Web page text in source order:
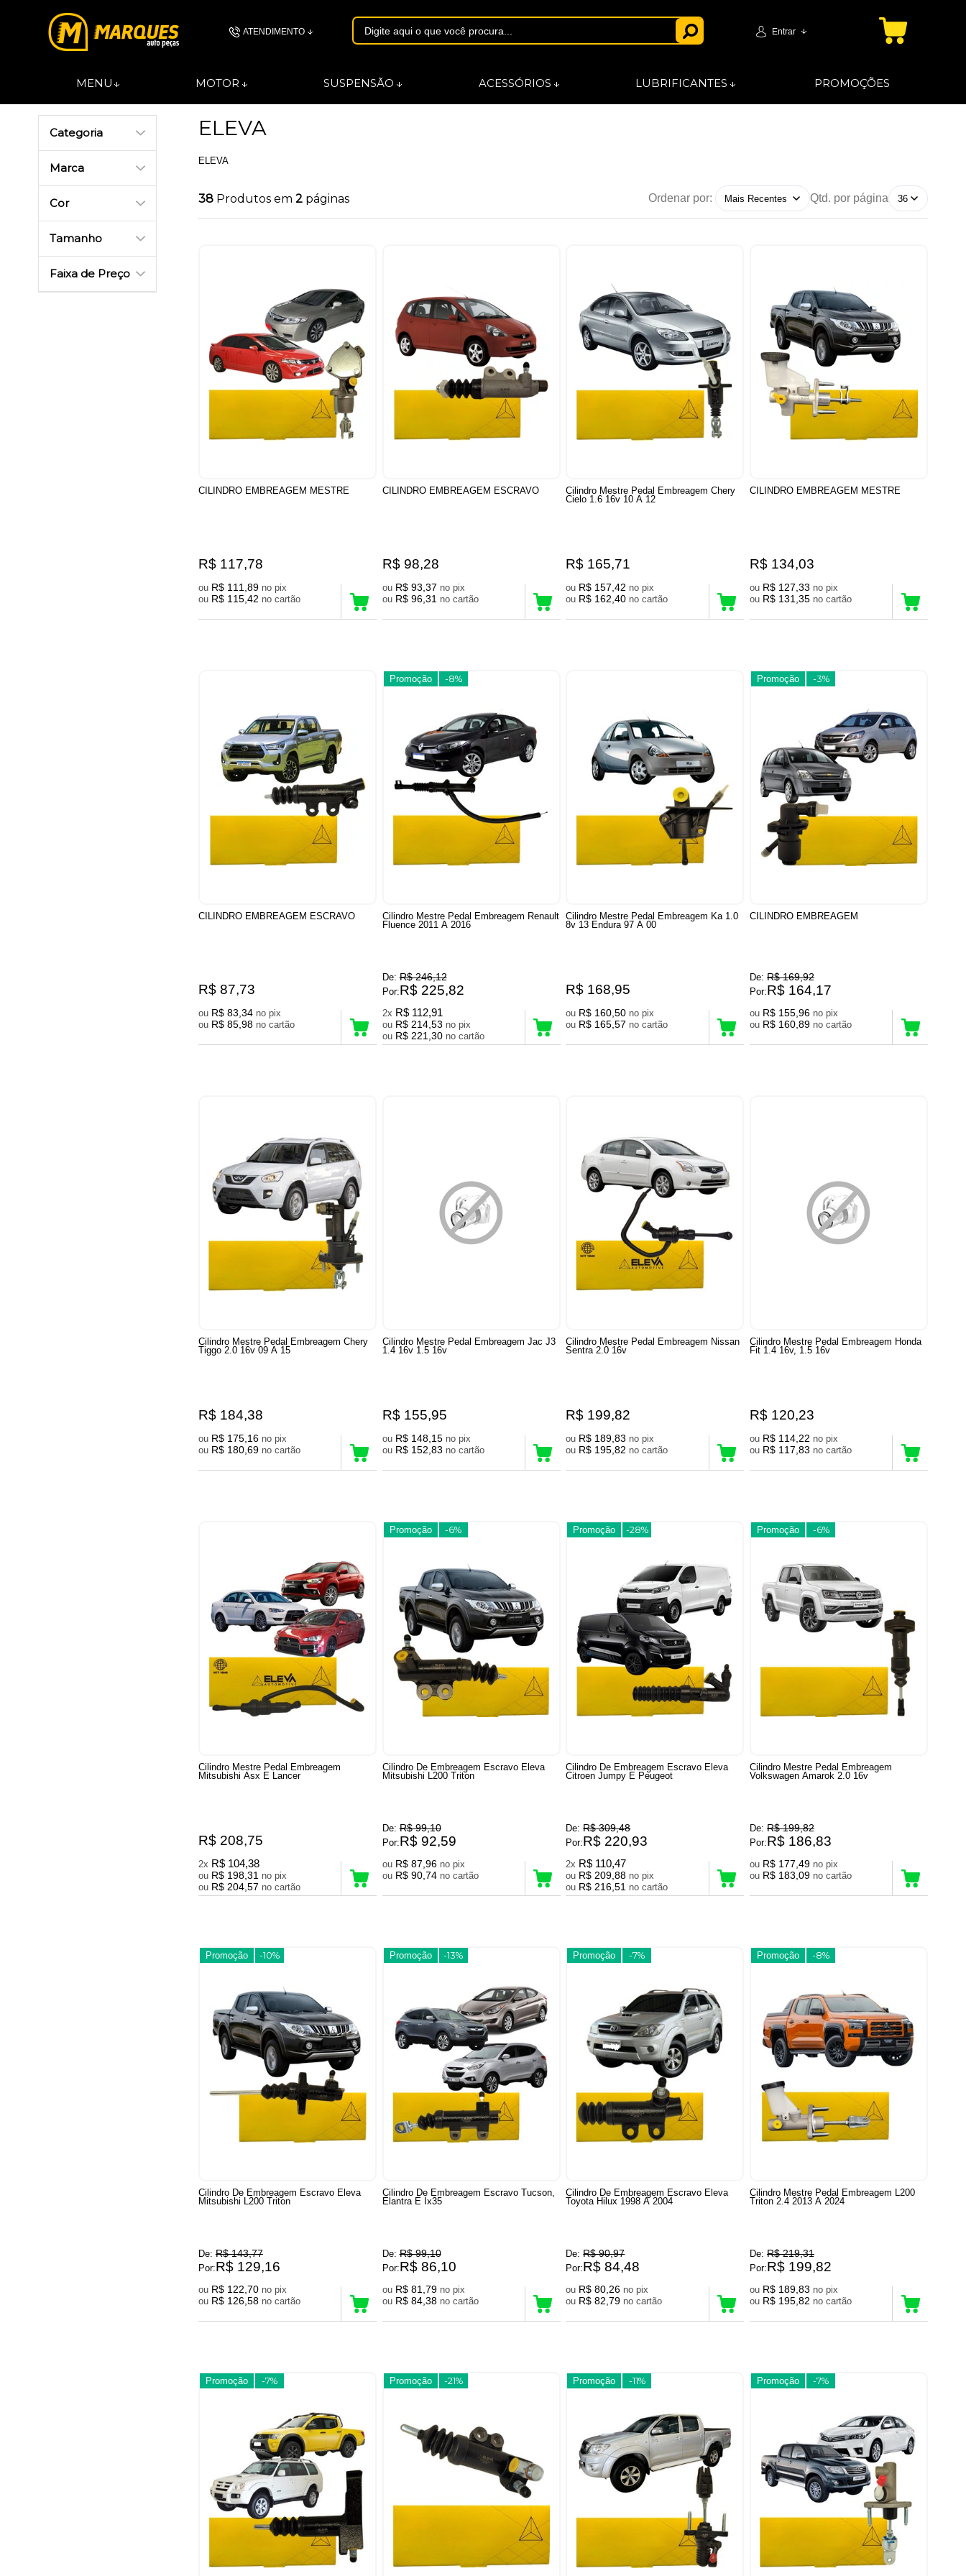
ATENDIMENTO
contato@autopecasmarques.com.br
Entrar
MENU MOTOR SUSPENSÃO ACESSÓRIOS LUBRIFICANTES PROMOÇÕES
Categoria
Marca
Cor
Tamanho
Faixa de Preço
ELEVA
ELEVA
38 Produtos em 2 páginas Ordenar por: Qtd. por página
CILINDRO EMBREAGEM MESTRE
R$ 117,78
ou R$ 111,89
no pix
ou R$ 115,42 no cartão
CILINDRO EMBREAGEM ESCRAVO
R$ 98,28
ou R$ 93,37
no pix
ou R$ 96,31 no cartão
Cilindro Mestre Pedal Embreagem Chery
Cielo 1.6 16v 10 A 12
R$ 165,71
ou R$ 157,42
no pix
ou R$ 162,40 no cartão
CILINDRO EMBREAGEM MESTRE
R$ 134,03
ou R$ 127,33
no pix
ou R$ 131,35 no cartão
CILINDRO EMBREAGEM ESCRAVO
R$ 87,73
ou R$ 83,34
no pix
ou R$ 85,98 no cartão
Promoção -8%
Cilindro Mestre Pedal Embreagem Renault
Fluence 2011 A 2016
De: R$ 246,12
Por:R$ 225,82
2x R$ 112,91
ou R$ 214,53
no pix
ou R$ 221,30 no cartão
Cilindro Mestre Pedal Embreagem Ka 1.0
8v 13 Endura 97 A 00
R$ 168,95
ou R$ 160,50
no pix
ou R$ 165,57 no cartão
Promoção -3%
CILINDRO EMBREAGEM
De: R$ 169,92
Por:R$ 164,17
ou R$ 155,96
no pix
ou R$ 160,89 no cartão
Cilindro Mestre Pedal Embreagem Chery
Tiggo 2.0 16v 09 A 15
R$ 184,38
ou R$ 175,16
no pix
ou R$ 180,69 no cartão
Cilindro Mestre Pedal Embreagem Jac J3
1.4 16v 1.5 16v
R$ 155,95
ou R$ 148,15
no pix
ou R$ 152,83 no cartão
Cilindro Mestre Pedal Embreagem Nissan
Sentra 2.0 16v
R$ 199,82
ou R$ 189,83
no pix
ou R$ 195,82 no cartão
Cilindro Mestre Pedal Embreagem Honda
Fit 1.4 16v, 1.5 16v
R$ 120,23
ou R$ 114,22
no pix
ou R$ 117,83 no cartão
Cilindro Mestre Pedal Embreagem
Mitsubishi Asx E Lancer
R$ 208,75
2x R$ 104,38
ou R$ 198,31
no pix
ou R$ 204,57 no cartão
Promoção -6%
Cilindro De Embreagem Escravo Eleva
Mitsubishi L200 Triton
De: R$ 99,10
Por:R$ 92,59
ou R$ 87,96
no pix
ou R$ 90,74 no cartão
Promoção -28%
Cilindro De Embreagem Escravo Eleva
Citroen Jumpy E Peugeot
De: R$ 309,48
Por:R$ 220,93
2x R$ 110,47
ou R$ 209,88
no pix
ou R$ 216,51 no cartão
Promoção -6%
Cilindro Mestre Pedal Embreagem
Volkswagen Amarok 2.0 16v
De: R$ 199,82
Por:R$ 186,83
ou R$ 177,49
no pix
ou R$ 183,09 no cartão
Promoção -10%
Cilindro De Embreagem Escravo Eleva
Mitsubishi L200 Triton
De: R$ 143,77
Por:R$ 129,16
ou R$ 122,70
no pix
ou R$ 126,58 no cartão
Promoção -13%
Cilindro De Embreagem Escravo Tucson,
Elantra E Ix35
De: R$ 99,10
Por:R$ 86,10
ou R$ 81,79
no pix
ou R$ 84,38 no cartão
Promoção -7%
Cilindro De Embreagem Escravo Eleva
Toyota Hilux 1998 A 2004
De: R$ 90,97
Por:R$ 84,48
ou R$ 80,26
no pix
ou R$ 82,79 no cartão
Promoção -8%
Cilindro Mestre Pedal Embreagem L200
Triton 2.4 2013 A 2024
De: R$ 219,31
Por:R$ 199,82
ou R$ 189,83
no pix
ou R$ 195,82 no cartão
Promoção -7% Promoção -21% Promoção -11% Promoção -7%